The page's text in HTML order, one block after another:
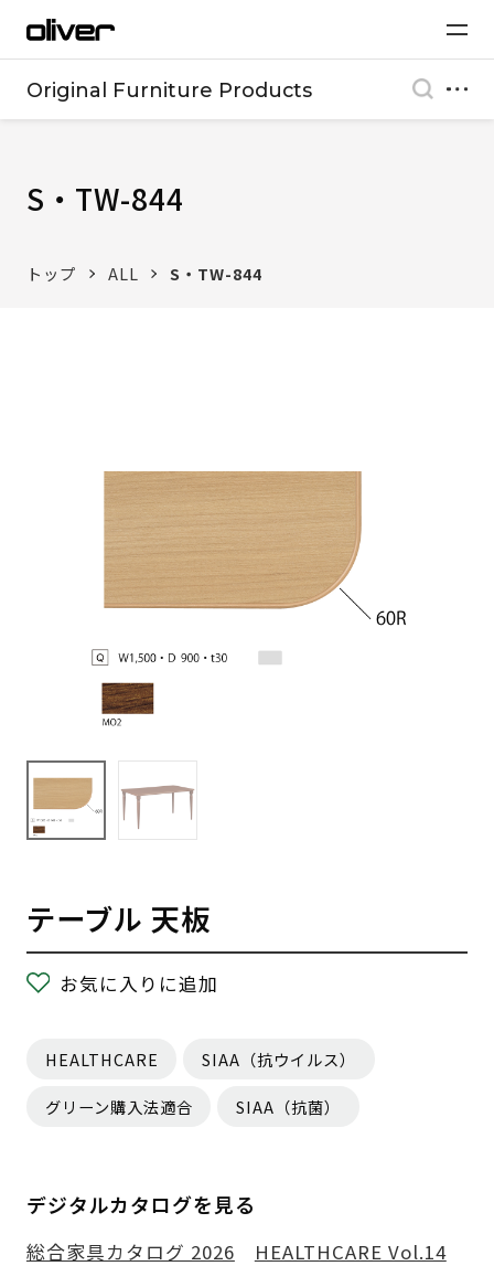
Original Furniture Products
S・TW-844
トップ ALL S・TW-844
テーブル 天板
お気に入りに追加
HEALTHCARE SIAA（抗ウイルス）
グリーン購入法適合 SIAA（抗菌）
デジタルカタログを見る
総合家具カタログ 2026 HEALTHCARE Vol.14